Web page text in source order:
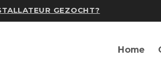
GEZOCHT?
Home